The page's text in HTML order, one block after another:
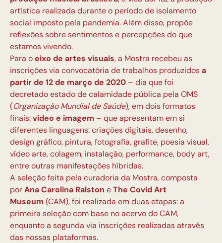
artística realizada durante o período de isolamento
social imposto pela pandemia. Além disso, propõe
reflexões sobre sentimentos e percepções do que
estamos vivendo.
Para oeixo de artes visuais, a Mostra recebeu as
inscrições via convocatória de trabalhos produzidosa
partir de 12 de março de 2020 – dia que foi
decretado estado de calamidade pública pela OMS
(Organização Mundial de Saúde), em dois formatos
finais:vídeo e imagem – que apresentam em si
diferentes linguagens: criações digitais, desenho,
design gráfico, pintura, fotografia, grafite, poesia visual,
vídeo arte, colagem, instalação, performance, body art,
entre outras manifestações híbridas.
A seleção feita pela curadoria da Mostra, composta
porAna Carolina Ralston eThe Covid Art
Museum (CAM), foi realizada em duas etapas: a
primeira seleção com base no acervo do CAM,
enquanto a segunda via inscrições realizadas através
das nossas plataformas.